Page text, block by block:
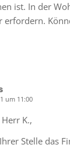
ist. In der
erfordern.
um 11:00
K.,
Stelle das